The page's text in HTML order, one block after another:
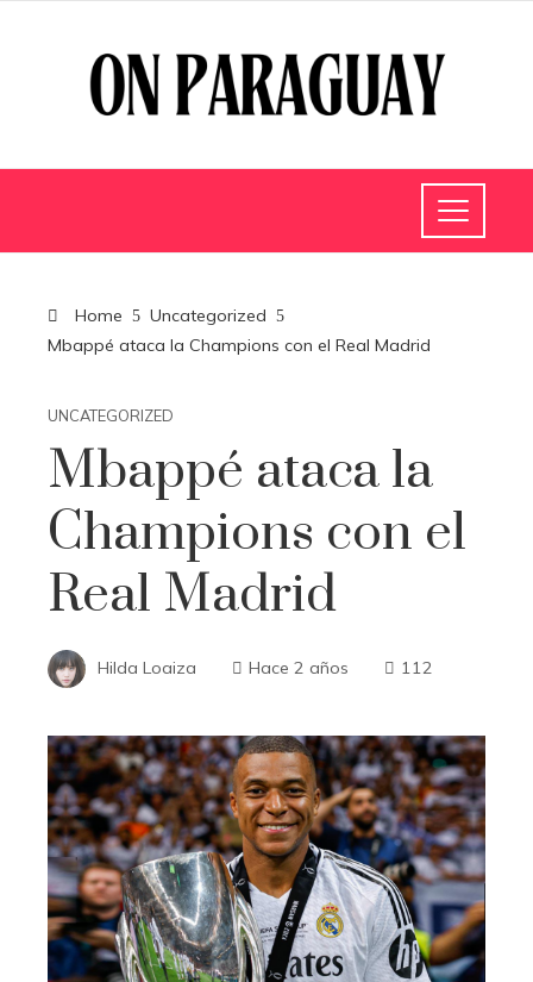
Home
Uncategorized
Mbappé ataca la Champions con el Real Madrid
UNCATEGORIZED
Mbappé ataca la
Champions con el
Real Madrid
Hilda Loaiza Hace 2 años 112